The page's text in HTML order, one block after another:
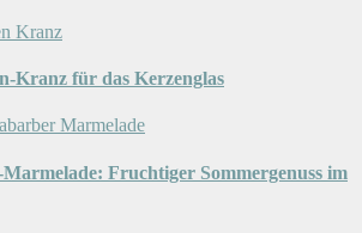
Kranz für das Kerzenglas
Fruchtiger Sommergenuss im